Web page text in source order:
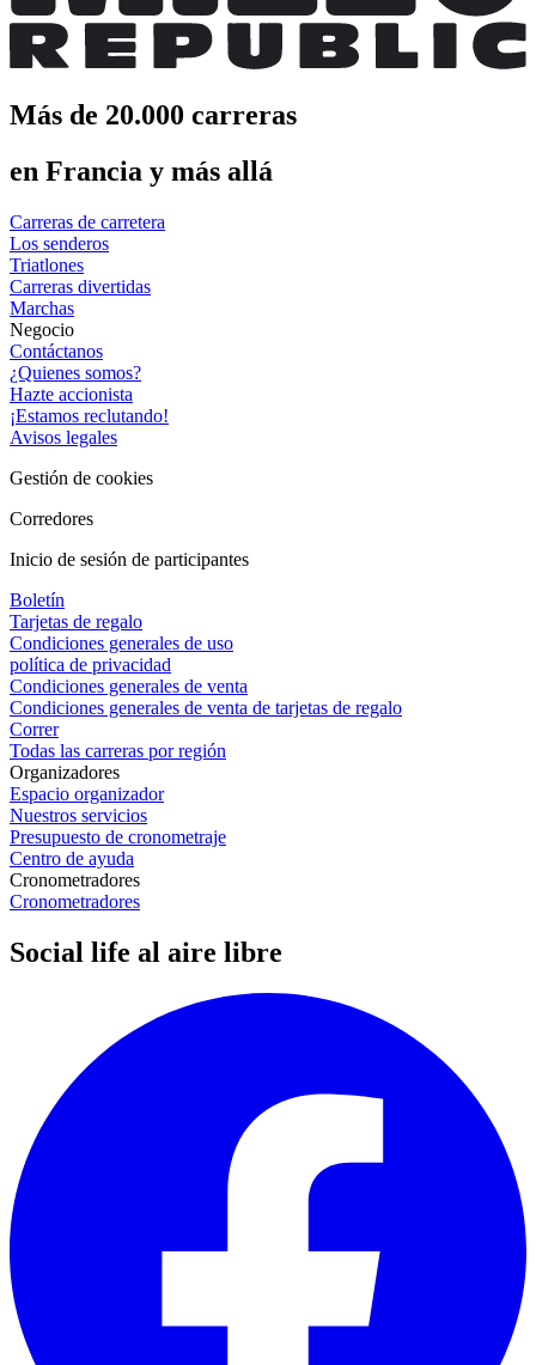
Más de 20.000 carreras
en Francia y más allá
Carreras de carretera
Los senderos
Triatlones
Carreras divertidas
Marchas
Negocio
Contáctanos
¿Quienes somos?
Hazte accionista
¡Estamos reclutando!
Avisos legales
Gestión de cookies
Corredores
Inicio de sesión de participantes
Boletín
Tarjetas de regalo
Condiciones generales de uso
política de privacidad
Condiciones generales de venta
Condiciones generales de venta de tarjetas de regalo
Correr
Todas las carreras por región
Organizadores
Espacio organizador
Nuestros servicios
Presupuesto de cronometraje
Centro de ayuda
Cronometradores
Cronometradores
Social life al aire libre